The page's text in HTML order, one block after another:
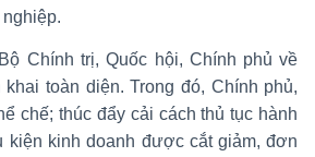
Chính trị, Quốc hội, Chính phủ về
toàn diện. Trong đó, Chính phủ,
chế; thúc đẩy cải cách thủ tục hành
kiện kinh doanh được cắt giảm, đơn